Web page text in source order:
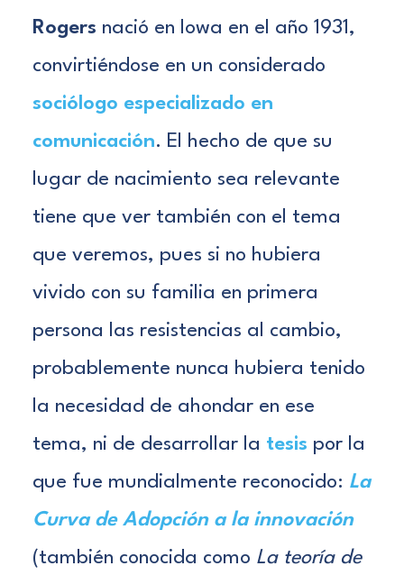
Rogers nació en Iowa en el año 1931,
convirtiéndose en un considerado
sociólogo especializado en
comunicación. El hecho de que su
lugar de nacimiento sea relevante
tiene que ver también con el tema
que veremos, pues si no hubiera
vivido con su familia en primera
persona las resistencias al cambio,
probablemente nunca hubiera tenido
la necesidad de ahondar en ese
tema, ni de desarrollar la tesis por la
que fue mundialmente reconocido: La
Curva de Adopción a la innovación
(también conocida como La teoría de